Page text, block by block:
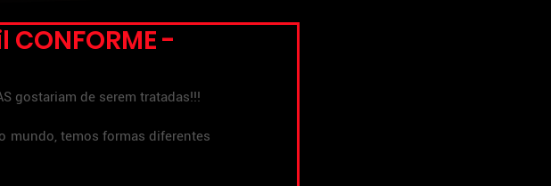
-
gostariam de serem tratadas!!!
mundo, temos formas diferentes